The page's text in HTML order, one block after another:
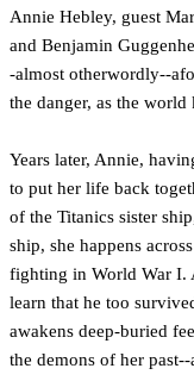
Annie Hebley, guest
and Benjamin
-almost otherwordly--
the danger, as the world
Years later, Annie,
to put her life back
of the Titanics sister
ship, she happens
fighting in World War I.
learn that he too
awakens deep-buried
the demons of her